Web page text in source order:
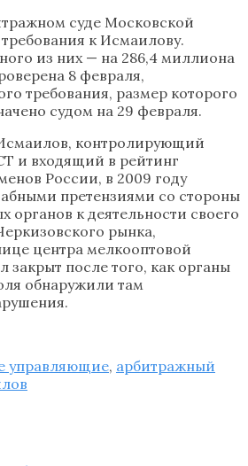
суде Московской
к Исмаилову.
из них — на 286,4 миллиона
8 февраля,
требования, размер которого
судом на 29 февраля.
контролирующий
и входящий в рейтинг
России, в 2009 году
претензиями со стороны
органов к деятельности своего
рынка,
центра мелкооптовой
закрыт после того, как органы
обнаружили там
управляющие, арбитражный